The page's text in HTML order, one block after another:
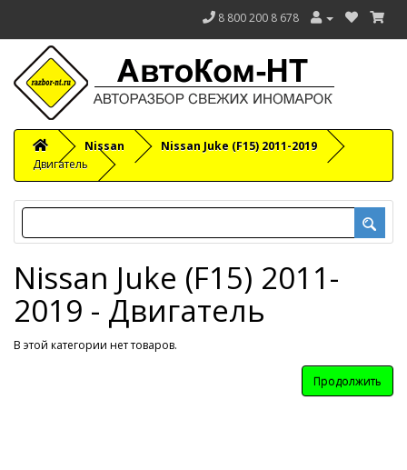
8 800 200 8 678
Nissan
Nissan Juke (F15) 2011-2019
Двигатель
Nissan Juke (F15) 2011-
2019 - Двигатель
В этой категории нет товаров.
Продолжить